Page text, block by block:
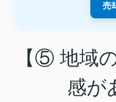
売
【⑤ 地域
感が